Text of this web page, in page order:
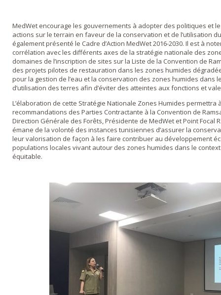
MedWet encourage les gouvernements à adopter des politiques et
actions sur le terrain en faveur de la conservation et de l’utilisation
également présenté le Cadre d’Action MedWet 2016-2030. Il est à
corrélation avec les différents axes de la stratégie nationale des
domaines de l’inscription de sites sur la Liste de la Convention de
des projets pilotes de restauration dans les zones humides
pour la gestion de l’eau et la conservation des zones humides dans
d’utilisation des terres afin d’éviter des atteintes aux fonctions et
L’élaboration de cette Stratégie Nationale Zones Humides permettra
recommandations des Parties Contractante à la Convention de
Direction Générale des Forêts, Présidente de MedWet et Point Focal
émane de la volonté des instances tunisiennes d’assurer la
leur valorisation de façon à les faire contribuer au développement
populations locales vivant autour des zones humides dans le
équitable.